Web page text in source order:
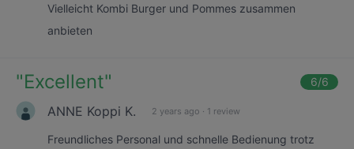
Vielleicht Kombi Burger und Pommes zusammen
anbieten
"Excellent" 6/6
ANNE Koppi K. 2 years ago · 1 review
Freundliches Personal und schnelle Bedienung trotz